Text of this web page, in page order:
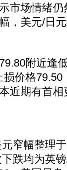
市场情绪
，美元/日
附近逢低
损价格
近期有首
幅整理于
跌均为英